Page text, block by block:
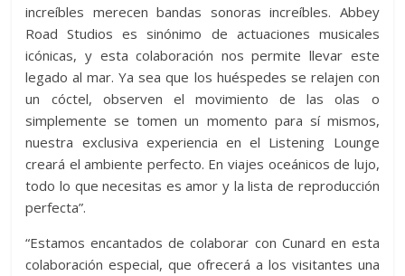
increíbles merecen bandas sonoras increíbles. Abbey
Road Studios es sinónimo de actuaciones musicales
icónicas, y esta colaboración nos permite llevar este
legado al mar. Ya sea que los huéspedes se relajen con
un cóctel, observen el movimiento de las olas o
simplemente se tomen un momento para sí mismos,
nuestra exclusiva experiencia en el Listening Lounge
creará el ambiente perfecto. En viajes oceánicos de lujo,
todo lo que necesitas es amor y la lista de reproducción
perfecta”.
“Estamos encantados de colaborar con Cunard en esta
colaboración especial, que ofrecerá a los visitantes una